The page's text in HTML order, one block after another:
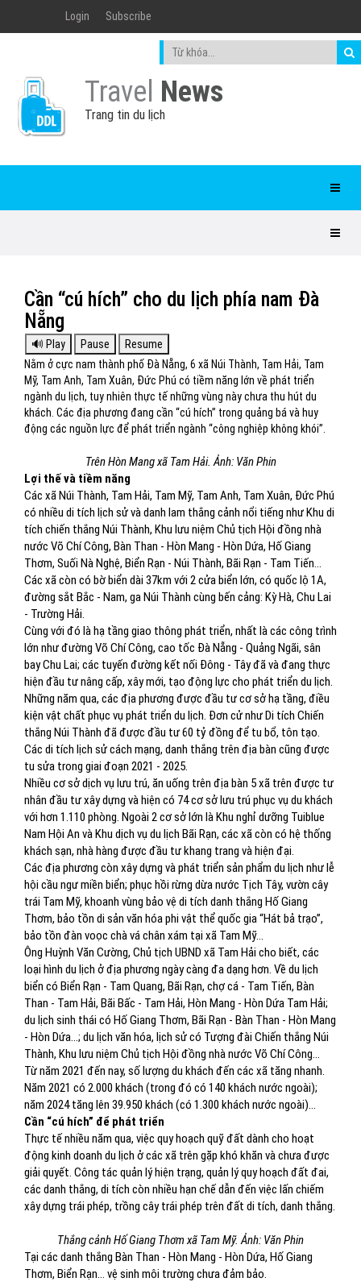
Login Subscribe
Travel News
Trang tin du lịch
Cần “cú hích” cho du lịch phía nam Đà
Nẵng
Nằm ở cực nam thành phố Đà Nẵng, 6 xã Núi Thành, Tam Hải, Tam
Mỹ, Tam Anh, Tam Xuân, Đức Phú có tiềm năng lớn về phát triển
ngành du lịch, tuy nhiên thực tế những vùng này chưa thu hút du
khách. Các địa phương đang cần “cú hích” trong quảng bá và huy
động các nguồn lực để phát triển ngành “công nghiệp không khói”.
Trên Hòn Mang xã Tam Hải. Ảnh: Văn Phin
Lợi thế và tiềm năng
Các xã Núi Thành, Tam Hải, Tam Mỹ, Tam Anh, Tam Xuân, Đức Phú
có nhiều di tích lịch sử và danh lam thắng cảnh nổi tiếng như Khu di
tích chiến thắng Núi Thành, Khu lưu niệm Chủ tịch Hội đồng nhà
nước Võ Chí Công, Bàn Than - Hòn Mang - Hòn Dứa, Hố Giang
Thơm, Suối Nà Nghệ, Biển Rạn - Núi Thành, Bãi Rạn - Tam Tiến…
Các xã còn có bờ biển dài 37km với 2 cửa biển lớn, có quốc lộ 1A,
đường sắt Bắc - Nam, ga Núi Thành cùng bến cảng: Kỳ Hà, Chu Lai
- Trường Hải.
Cùng với đó là hạ tầng giao thông phát triển, nhất là các công trình
lớn như đường Võ Chí Công, cao tốc Đà Nẵng - Quảng Ngãi, sân
bay Chu Lai; các tuyến đường kết nối Đông - Tây đã và đang thực
hiện đầu tư nâng cấp, xây mới, tạo động lực cho phát triển du lịch.
Những năm qua, các địa phương được đầu tư cơ sở hạ tầng, điều
kiện vật chất phục vụ phát triển du lịch. Đơn cử như Di tích Chiến
thắng Núi Thành đã được đầu tư 60 tỷ đồng để tu bổ, tôn tạo.
Các di tích lịch sử cách mạng, danh thắng trên địa bàn cũng được
tu sửa trong giai đoạn 2021 - 2025.
Nhiều cơ sở dịch vụ lưu trú, ăn uống trên địa bàn 5 xã trên được tư
nhân đầu tư xây dựng và hiện có 74 cơ sở lưu trú phục vụ du khách
với hơn 1.110 phòng. Ngoài 2 cơ sở lớn là Khu nghỉ dưỡng Tuiblue
Nam Hội An và Khu dịch vụ du lịch Bãi Rạn, các xã còn có hệ thống
khách sạn, nhà hàng được đầu tư khang trang và hiện đại.
Các địa phương còn xây dựng và phát triển sản phẩm du lịch như lễ
hội cầu ngư miền biển; phục hồi rừng dừa nước Tịch Tây, vườn cây
trái Tam Mỹ, khoanh vùng bảo vệ di tích danh thắng Hố Giang
Thơm, bảo tồn di sản văn hóa phi vật thể quốc gia “Hát bả trạo”,
bảo tồn đàn voọc chà vá chân xám tại xã Tam Mỹ...
Ông Huỳnh Văn Cường, Chủ tịch UBND xã Tam Hải cho biết, các
loại hình du lịch ở địa phương ngày càng đa dạng hơn. Về du lịch
biển có Biển Rạn - Tam Quang, Bãi Rạn, chợ cá - Tam Tiến, Bàn
Than - Tam Hải, Bãi Bấc - Tam Hải, Hòn Mang - Hòn Dứa Tam Hải;
du lịch sinh thái có Hố Giang Thơm, Bãi Rạn - Bàn Than - Hòn Mang
- Hòn Dứa...; du lịch văn hóa, lịch sử có Tượng đài Chiến thắng Núi
Thành, Khu lưu niệm Chủ tịch Hội đồng nhà nước Võ Chí Công...
Từ năm 2021 đến nay, số lượng du khách đến các xã tăng nhanh.
Năm 2021 có 2.000 khách (trong đó có 140 khách nước ngoài);
năm 2024 tăng lên 39.950 khách (có 1.300 khách nước ngoài)...
Cần “cú hích” để phát triển
Thực tế nhiều năm qua, việc quy hoạch quỹ đất dành cho hoạt
động kinh doanh du lịch ở các xã trên gặp khó khăn và chưa được
giải quyết. Công tác quản lý hiện trạng, quản lý quy hoạch đất đai,
các danh thắng, di tích còn nhiều hạn chế dẫn đến việc lấn chiếm
xây dựng trái phép, trồng cây trái phép trên đất di tích, danh thắng.
Thắng cảnh Hố Giang Thơm xã Tam Mỹ. Ảnh: Văn Phin
Tại các danh thắng Bàn Than - Hòn Mang - Hòn Dứa, Hố Giang
Thơm, Biển Rạn… vệ sinh môi trường chưa đảm bảo.